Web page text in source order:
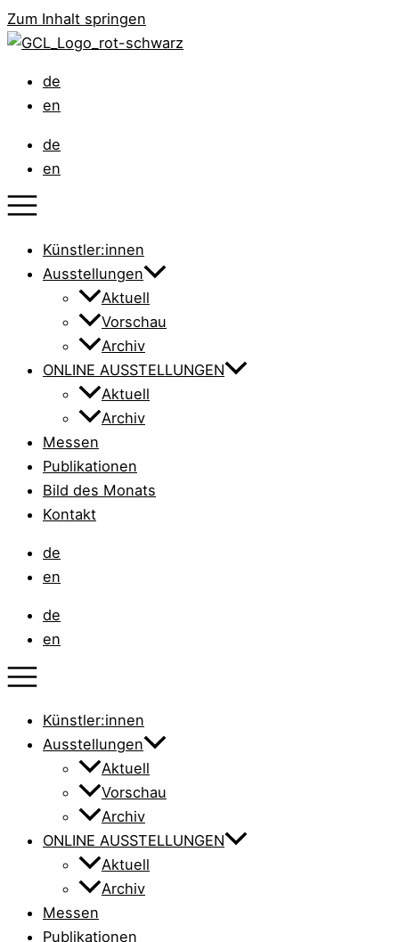
Zum Inhalt springen
de
en
de
en
Künstler:innen
Ausstellungen
Aktuell
Vorschau
Archiv
ONLINE AUSSTELLUNGEN
Aktuell
Archiv
Messen
Publikationen
Bild des Monats
Kontakt
de
en
de
en
Künstler:innen
Ausstellungen
Aktuell
Vorschau
Archiv
ONLINE AUSSTELLUNGEN
Aktuell
Archiv
Messen
Publikationen